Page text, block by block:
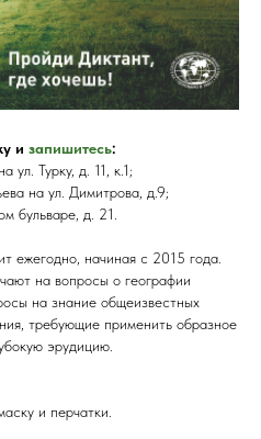
и запишитесь:
Турку, д. 11, к.1;
на ул. Димитрова, д.9;
бульваре, д. 21.
ежегодно, начиная с 2015 года.
на вопросы о географии
на знание общеизвестных
требующие применить образное
эрудицию.
и перчатки.